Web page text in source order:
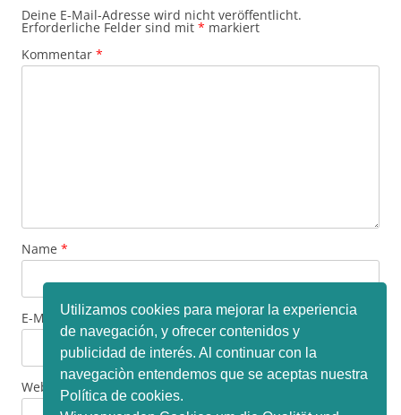
Utilizamos cookies para mejorar la experiencia
de navegación, y ofrecer contenidos y
publicidad de interés. Al continuar con la
navegaciòn entendemos que se aceptas nuestra
Política de cookies.
Deine E-Mail-Adresse wird nicht veröffentlicht.
Erforderliche Felder sind mit * markiert
Kommentar *
Name *
E-Mail-Adresse*
Website